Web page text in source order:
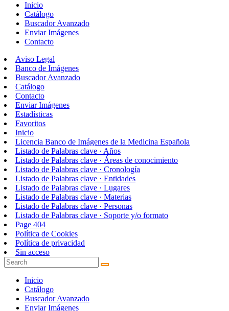
Inicio
Catálogo
Buscador Avanzado
Enviar Imágenes
Contacto
Aviso Legal
Banco de Imágenes
Buscador Avanzado
Catálogo
Contacto
Enviar Imágenes
Estadísticas
Favoritos
Inicio
Licencia Banco de Imágenes de la Medicina Española
Listado de Palabras clave · Años
Listado de Palabras clave · Áreas de conocimiento
Listado de Palabras clave · Cronología
Listado de Palabras clave · Entidades
Listado de Palabras clave · Lugares
Listado de Palabras clave · Materias
Listado de Palabras clave · Personas
Listado de Palabras clave · Soporte y/o formato
Page 404
Política de Cookies
Política de privacidad
Sin acceso
Inicio
Catálogo
Buscador Avanzado
Enviar Imágenes